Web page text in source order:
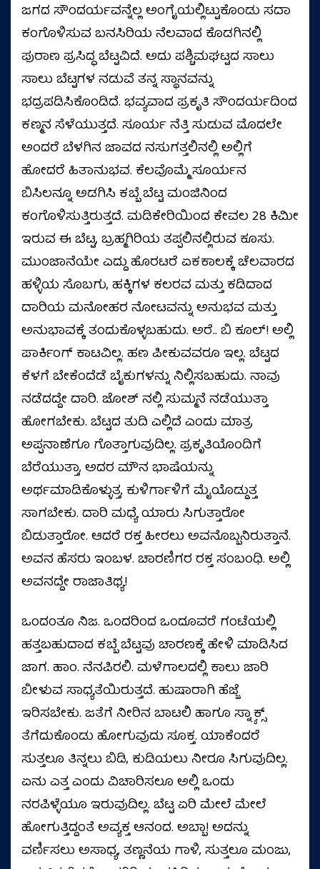
ಜಗದ ಸೌಂದರ್ಯವನ್ನೆಲ್ಲ ಅಂಗೈಯಲ್ಲಿಟ್ಟುಕೊಂಡು ಸದಾ
ಕಂಗೊಳಿಸುವ ಬನಸಿರಿಯ ನೆಲವಾದ ಕೊಡಗಿನಲ್ಲಿ
ಪುರಾಣ ಪ್ರಸಿದ್ಧ ಬೆಟ್ಟವಿದೆ. ಅದು ಪಶ್ಚಿಮಘಟ್ಟದ ಸಾಲು
ಸಾಲು ಬೆಟ್ಟಗಳ ನಡುವೆ ತನ್ನ ಸ್ಥಾನವನ್ನು
ಭದ್ರಪಡಿಸಿಕೊಂಡಿದೆ. ಭವ್ಯವಾದ ಪ್ರಕೃತಿ ಸೌಂದರ್ಯದಿಂದ
ಕಣ್ಮನ ಸೆಳೆಯುತ್ತದೆ. ಸೂರ್ಯ ನೆತ್ತಿ ಸುಡುವ ಮೊದಲೇ
ಅಂದರೆ ಬೆಳಗಿನ ಜಾವದ ನಸುಗತ್ತಲಿನಲ್ಲಿ ಅಲ್ಲಿಗೆ
ಹೋದರೆ ಹಿತಾನುಭವ. ಕೆಲವೊಮ್ಮೆ ಸೂರ್ಯನ
ಬಿಸಿಲನ್ನೂ ಅಡಗಿಸಿ ಕಬ್ಬೆ ಬೆಟ್ಟ ಮಂಜಿನಿಂದ
ಕಂಗೊಳಿಸುತ್ತಿರುತ್ತದೆ. ಮಡಿಕೇರಿಯಿಂದ ಕೇವಲ 28 ಕಿಮೀ
ಇರುವ ಈ ಬೆಟ್ಟ, ಬ್ರಹ್ಮಗಿರಿಯ ತಪ್ಪಲಿನಲ್ಲಿರುವ ಕೂಸು.
ಮುಂಜಾನೆಯೇ ಎದ್ದು ಹೊರಟರೆ ಏಕಕಾಲಕ್ಕೆ ಚೆಲವಾರದ
ಹಳ್ಳಿಯ ಸೊಬಗು, ಹಕ್ಕಿಗಳ ಕಲರವ ಮತ್ತು ಕಡಿದಾದ
ದಾರಿಯ ಮನೋಹರ ನೋಟವನ್ನು ಅನುಭವ ಮತ್ತು
ಅನುಭಾವಕ್ಕೆ ತಂದುಕೊಳ್ಳಬಹುದು. ಅರೆ.. ಬಿ ಕೂಲ್!‌ ಅಲ್ಲಿ
ಪಾರ್ಕಿಂಗ್‌ ಕಾಟವಿಲ್ಲ. ಹಣ ಪೀಕುವವರೂ ಇಲ್ಲ. ಬೆಟ್ಟದ
ಕೆಳಗೆ ಬೇಕೆಂದೆಡೆ ಬೈಕುಗಳನ್ನು ನಿಲ್ಲಿಸಬಹುದು. ನಾವು
ನಡೆದದ್ದೇ ದಾರಿ. ಜೋಶ್‌ ನಲ್ಲಿ ಸುಮ್ಮನೆ ನಡೆಯುತ್ತಾ
ಹೋಗಬೇಕು. ಬೆಟ್ಟದ ತುದಿ ಎಲ್ಲಿದೆ ಎಂದು ಮಾತ್ರ
ಅಪ್ಪನಾಣೆಗೂ ಗೊತ್ತಾಗುವುದಿಲ್ಲ. ಪ್ರಕೃತಿಯೊಂದಿಗೆ
ಬೆರೆಯುತ್ತಾ, ಅದರ ಮೌನ ಭಾಷೆಯನ್ನು
ಅರ್ಥಮಾಡಿಕೊಳ್ಳುತ್ತ, ಕುಳಿರ್ಗಾಳಿಗೆ ಮೈಯೊಡ್ಡುತ್ತ
ಸಾಗಬೇಕು. ದಾರಿ ಮಧ್ಯೆ ಯಾರು ಸಿಗುತ್ತಾರೋ
ಬಿಡುತ್ತಾರೋ. ಆದರೆ ರಕ್ತ ಹೀರಲು ಅವನೊಬ್ಬನಿರುತ್ತಾನೆ.
ಅವನ ಹೆಸರು ಇಂಬಳ. ಚಾರಣಿಗರ ರಕ್ತ ಸಂಬಂಧಿ. ಅಲ್ಲಿ
ಅವನದ್ದೇ ರಾಜಾತಿಥ್ಯ!
ಒಂದಂತೂ ನಿಜ. ಒಂದರಿಂದ ಒಂದೂವರೆ ಗಂಟೆಯಲ್ಲಿ
ಹತ್ತಬಹುದಾದ ಕಬ್ಬೆ ಬೆಟ್ಟವು ಚಾರಣಕ್ಕೆ ಹೇಳಿ ಮಾಡಿಸಿದ
ಜಾಗ. ಹಾಂ. ನೆನಪಿರಲಿ. ಮಳೆಗಾಲದಲ್ಲಿ ಕಾಲು ಜಾರಿ
ಬೀಳುವ ಸಾಧ್ಯತೆಯಿರುತ್ತದೆ. ಹುಷಾರಾಗಿ ಹೆಜ್ಜೆ
ಇರಿಸಬೇಕು. ಜತೆಗೆ ನೀರಿನ ಬಾಟಲಿ ಹಾಗೂ ಸ್ನ್ಯಾಕ್ಸ್
ತೆಗೆದುಕೊಂಡು ಹೋಗುವುದು ಸೂಕ್ತ. ಯಾಕೆಂದರೆ
ಸುತ್ತಲೂ ತಿನ್ನಲು ಬಿಡಿ, ಕುಡಿಯಲು ನೀರೂ ಸಿಗುವುದಿಲ್ಲ.
ಏನು ಎತ್ತ ಎಂದು ವಿಚಾರಿಸಲೂ ಅಲ್ಲಿ ಒಂದು
ನರಪಿಳ್ಳೆಯೂ ಇರುವುದಿಲ್ಲ. ಬೆಟ್ಟ ಏರಿ ಮೇಲೆ ಮೇಲೆ
ಹೋಗುತ್ತಿದ್ದಂತೆ ಅವ್ಯಕ್ತ ಆನಂದ. ಅಬ್ಬಾ! ಅದನ್ನು
ವರ್ಣಿಸಲು ಅಸಾಧ್ಯ, ತಣ್ಣನೆಯ ಗಾಳಿ, ಸುತ್ತಲೂ ಮಂಜು,